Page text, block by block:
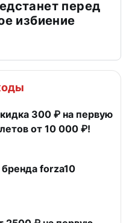
перед
избиение
300 ₽ на первую
от 10 000 ₽!
бренда forza10